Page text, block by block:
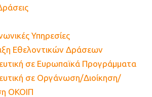
Υπηρεσίες
Εθελοντικών Δράσεων
σε Ευρωπαϊκά Προγράμματα
σε Οργάνωση/Διοίκηση/
ΟΚΟΙΠ